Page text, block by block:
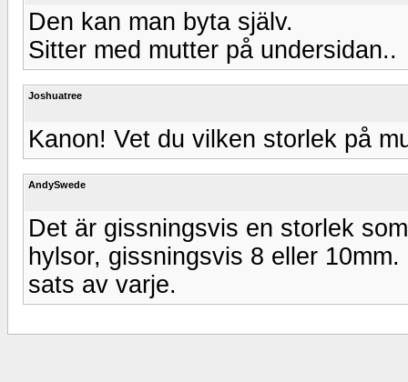
Den kan man byta själv.
Sitter med mutter på undersidan..
Joshuatree
Kanon! Vet du vilken storlek på
AndySwede
Det är gissningsvis en storlek
hylsor, gissningsvis 8 eller
sats av varje.